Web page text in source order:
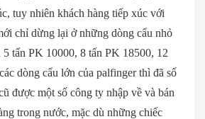
tuy nhiên khách hàng tiếp xúc với
chỉ dừng lại ở những dòng cẩu nhỏ
tấn PK 10000, 8 tấn PK 18500, 12
dòng cẩu lớn của palfinger thì đã số
được một số công ty nhập về và bán
trong nước, mặc dù những chiếc